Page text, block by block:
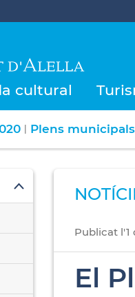
cultural
| Plens municipals
Publicat l'1
El